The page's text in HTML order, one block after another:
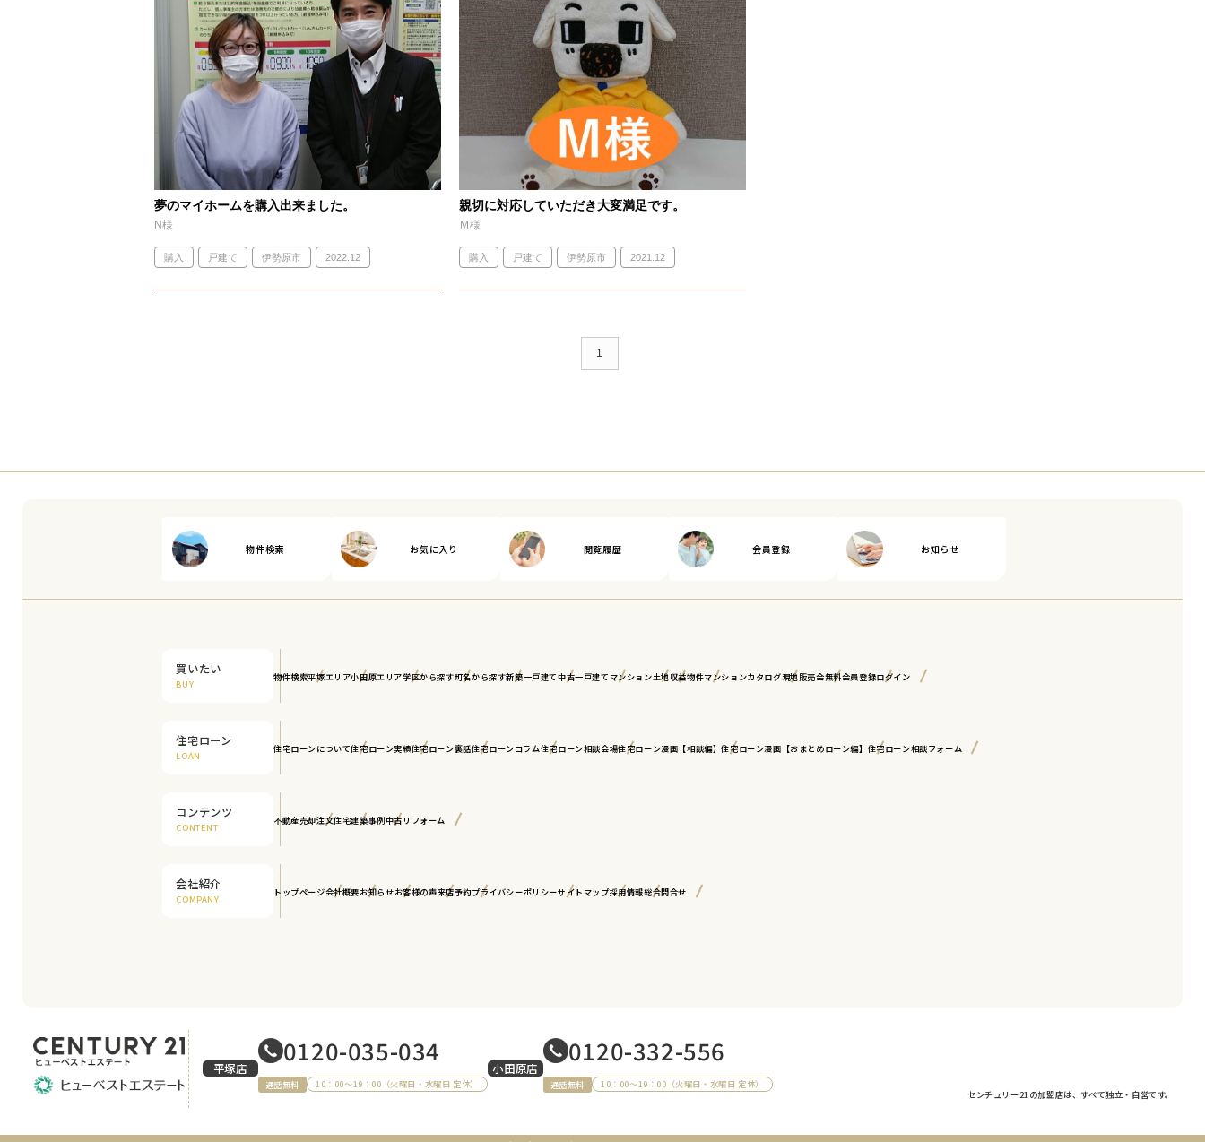
夢のマイホームを購入出来ました。
N様
購入 戸建て 伊勢原市 2022.12
親切に対応していただき大変満足です。
Ｍ様
購入 戸建て 伊勢原市 2021.12
1
物件検索 お気に入り 閲覧履歴 会員登録 お知らせ
買いたい
BUY
物件検索平塚エリア小田原エリア学区から探す町名から探す新築一戸建て中古一戸建て マンション土地収益物件マンションカタログ現地販売会無料会員登録ログイン
住宅ローン
LOAN
住宅ローンについて住宅ローン実績住宅ローン裏話住宅ローンコラム住宅ローン相談会場住宅ローン漫画【相談編】住宅ローン漫画【おまとめローン編】 住宅ローン相談フォーム
コンテンツ
CONTENT
不動産売却注文住宅建築事例中古リフォーム
会社紹介
COMPANY
トップページ会社概要お知らせお客様の声来店予約プライバシーポリシーサイトマップ採用情報総合問合せ
平塚店
0120-035-034
通話無料 10：00～19：00（火曜日・水曜日 定休）
小田原店
0120-332-556
通話無料
10：00～19：00（火曜日・水曜日 定休）
センチュリー21の加盟店は、すべて独立・自営です。